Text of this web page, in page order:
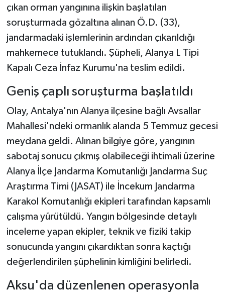
çıkan orman yangınına ilişkin başlatılan
soruşturmada gözaltına alınan Ö.D. (33),
jandarmadaki işlemlerinin ardından çıkarıldığı
mahkemece tutuklandı. Şüpheli, Alanya L Tipi
Kapalı Ceza İnfaz Kurumu'na teslim edildi.
Geniş çaplı soruşturma başlatıldı
Olay, Antalya'nın Alanya ilçesine bağlı Avsallar
Mahallesi'ndeki ormanlık alanda 5 Temmuz gecesi
meydana geldi. Alınan bilgiye göre, yangının
sabotaj sonucu çıkmış olabileceği ihtimali üzerine
Alanya İlçe Jandarma Komutanlığı Jandarma Suç
Araştırma Timi (JASAT) ile İncekum Jandarma
Karakol Komutanlığı ekipleri tarafından kapsamlı
çalışma yürütüldü. Yangın bölgesinde detaylı
inceleme yapan ekipler, teknik ve fiziki takip
sonucunda yangını çıkardıktan sonra kaçtığı
değerlendirilen şüphelinin kimliğini belirledi.
Aksu'da düzenlenen operasyonla